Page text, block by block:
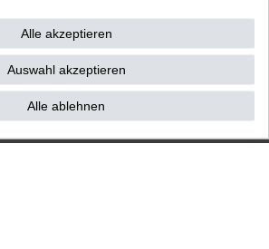
Alle akzeptieren
Auswahl akzeptieren
Alle ablehnen